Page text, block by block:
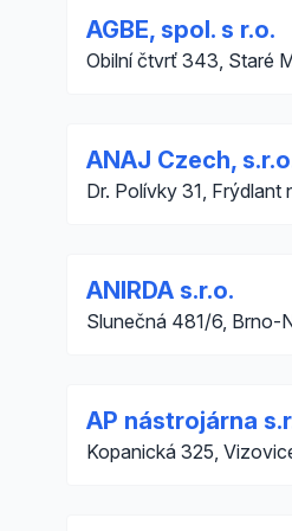
AGBE, spol. s r.o.
Obilní čtvrť 343, Staré
ANAJ Czech,
Dr. Polívky 31, Frýdlant
ANIRDA s.r.o.
Slunečná 481/6, Brno-
AP nástrojárna
Kopanická 325,